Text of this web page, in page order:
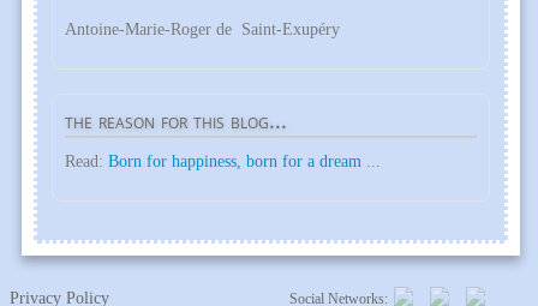
Antoine-Marie-Roger de Saint-Exupéry
the reason for this blog...
Read: Born for happiness, born for a dream ...
Social Networks:
Privacy Policy